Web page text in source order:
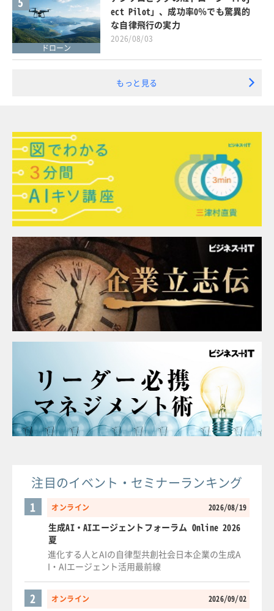
ドローン
ect Pilot」、成功率0％でも驚異的
な自律飛行の実力
2026/08/03
もっと見る
注目のイベント・セミナーランキング
オンライン 2026/08/19
1
生成AI・AIエージェントフォーラム Online 2026
夏
進化する人とAIの自律型共創社会日本企業の生成A
I・AIエージェント活用最前線
オンライン 2026/09/02
2